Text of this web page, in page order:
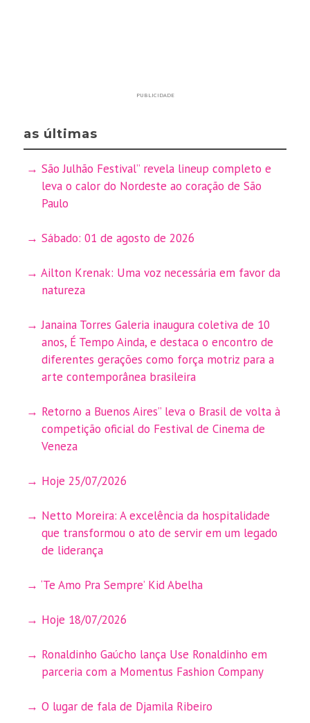
PUBLICIDADE
as últimas
São Julhão Festival” revela lineup completo e
leva o calor do Nordeste ao coração de São
Paulo
Sábado: 01 de agosto de 2026
Ailton Krenak: Uma voz necessária em favor da
natureza
Janaina Torres Galeria inaugura coletiva de 10
anos, É Tempo Ainda, e destaca o encontro de
diferentes gerações como força motriz para a
arte contemporânea brasileira
Retorno a Buenos Aires” leva o Brasil de volta à
competição oficial do Festival de Cinema de
Veneza
Hoje 25/07/2026
Netto Moreira: A excelência da hospitalidade
que transformou o ato de servir em um legado
de liderança
‘Te Amo Pra Sempre’ Kid Abelha
Hoje 18/07/2026
Ronaldinho Gaúcho lança Use Ronaldinho em
parceria com a Momentus Fashion Company
O lugar de fala de Djamila Ribeiro